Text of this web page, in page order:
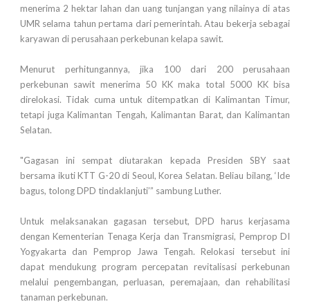
menerima 2 hektar lahan dan uang tunjangan yang nilainya di atas
UMR selama tahun pertama dari pemerintah. Atau bekerja sebagai
karyawan di perusahaan perkebunan kelapa sawit.
Menurut perhitungannya, jika 100 dari 200 perusahaan
perkebunan sawit menerima 50 KK maka total 5000 KK bisa
direlokasi. Tidak cuma untuk ditempatkan di Kalimantan Timur,
tetapi juga Kalimantan Tengah, Kalimantan Barat, dan Kalimantan
Selatan.
"Gagasan ini sempat diutarakan kepada Presiden SBY saat
bersama ikuti KTT G-20 di Seoul, Korea Selatan. Beliau bilang, ‘Ide
bagus, tolong DPD tindaklanjuti’” sambung Luther.
Untuk melaksanakan gagasan tersebut, DPD harus kerjasama
dengan Kementerian Tenaga Kerja dan Transmigrasi, Pemprop DI
Yogyakarta dan Pemprop Jawa Tengah. Relokasi tersebut ini
dapat mendukung program percepatan revitalisasi perkebunan
melalui pengembangan, perluasan, peremajaan, dan rehabilitasi
tanaman perkebunan.